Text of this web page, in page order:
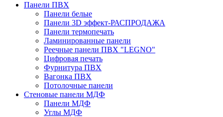
Панели ПВХ
Панели белые
Панели 3D эффект-РАСПРОДАЖА
Панели термопечать
Ламинированные панели
Реечные панели ПВХ "LEGNO"
Цифровая печать
Фурнитура ПВХ
Вагонка ПВХ
Потолочные панели
Стеновые панели МДФ
Панели МДФ
Углы МДФ